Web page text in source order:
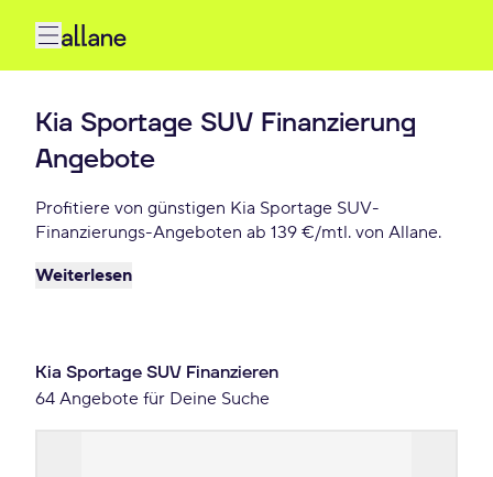
Kia Sportage SUV Finanzierung
Angebote
Profitiere von günstigen Kia Sportage SUV-
Finanzierungs-Angeboten ab 139 €/mtl. von Allane.
Weiterlesen
Kia Sportage SUV Finanzieren
64 Angebote für Deine Suche